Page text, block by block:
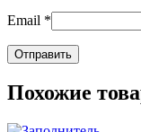
Email *
Похожие